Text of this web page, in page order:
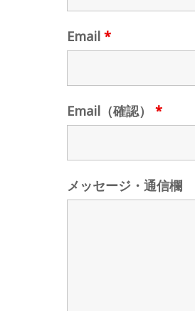
Email *
Email（確認） *
メッセージ・通信欄